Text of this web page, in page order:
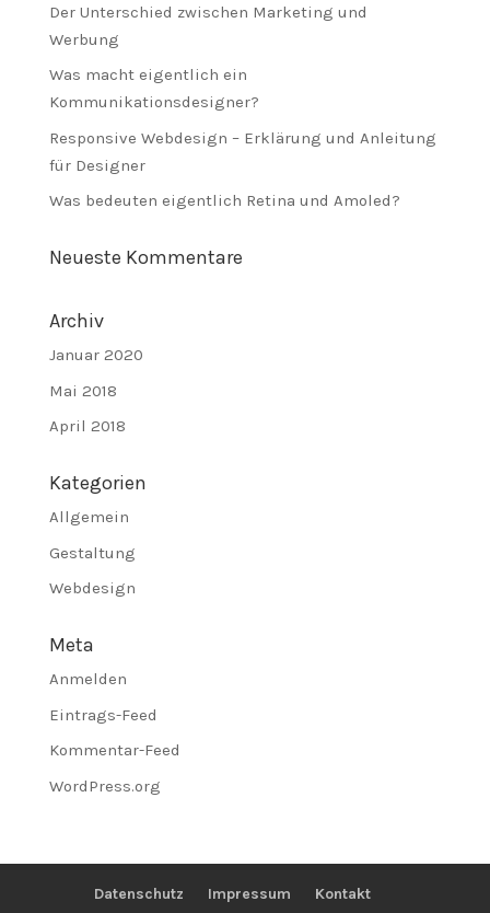
Der Unterschied zwischen Marketing und
Werbung
Was macht eigentlich ein
Kommunikationsdesigner?
Responsive Webdesign – Erklärung und Anleitung
für Designer
Was bedeuten eigentlich Retina und Amoled?
Neueste Kommentare
Archiv
Januar 2020
Mai 2018
April 2018
Kategorien
Allgemein
Gestaltung
Webdesign
Meta
Anmelden
Eintrags-Feed
Kommentar-Feed
WordPress.org
Datenschutz Impressum Kontakt